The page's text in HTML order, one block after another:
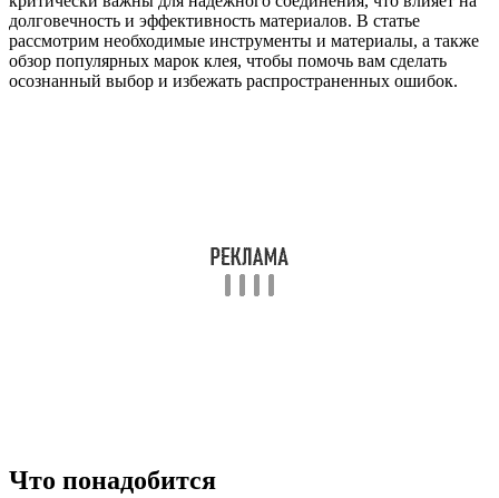
долговечность и эффективность материалов. В статье
рассмотрим необходимые инструменты и материалы, а также
обзор популярных марок клея, чтобы помочь вам сделать
осознанный выбор и избежать распространенных ошибок.
Что понадобится